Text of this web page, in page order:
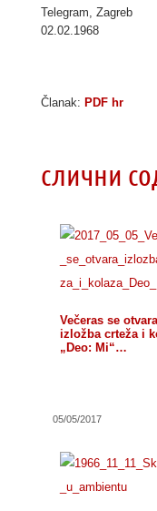
Telegram, Zagreb
02.02.1968
Članak: PDF hr
слични
Večeras se otvara
izložba crteža i
„Deo: Mi“…
05/05/2017